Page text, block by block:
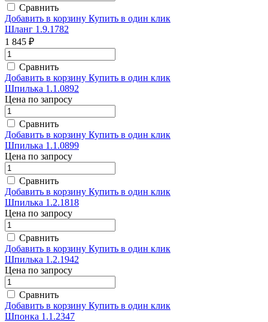
Сравнить
Добавить в корзину Купить в один клик
Шланг 1.9.1782
1 845 ₽
Сравнить
Добавить в корзину Купить в один клик
Шпилька 1.1.0892
Цена по запросу
Сравнить
Добавить в корзину Купить в один клик
Шпилька 1.1.0899
Цена по запросу
Сравнить
Добавить в корзину Купить в один клик
Шпилька 1.2.1818
Цена по запросу
Сравнить
Добавить в корзину Купить в один клик
Шпилька 1.2.1942
Цена по запросу
Сравнить
Добавить в корзину Купить в один клик
Шпонка 1.1.2347